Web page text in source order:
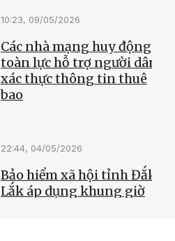
10:23, 09/05/2026
Các nhà mạng huy động
toàn lực hỗ trợ người dân
xác thực thông tin thuê
bao
22:44, 04/05/2026
Bảo hiểm xã hội tỉnh Đắk
Lắk áp dụng khung giờ